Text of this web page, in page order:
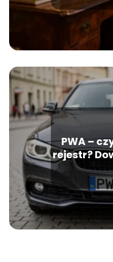
PWA –
rejestr?